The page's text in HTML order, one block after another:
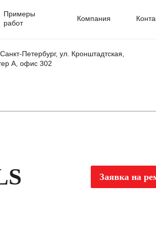
Примеры
работ
Компания
Петербург, ул. Кронштадтская,
А, офис 302
Заявка на